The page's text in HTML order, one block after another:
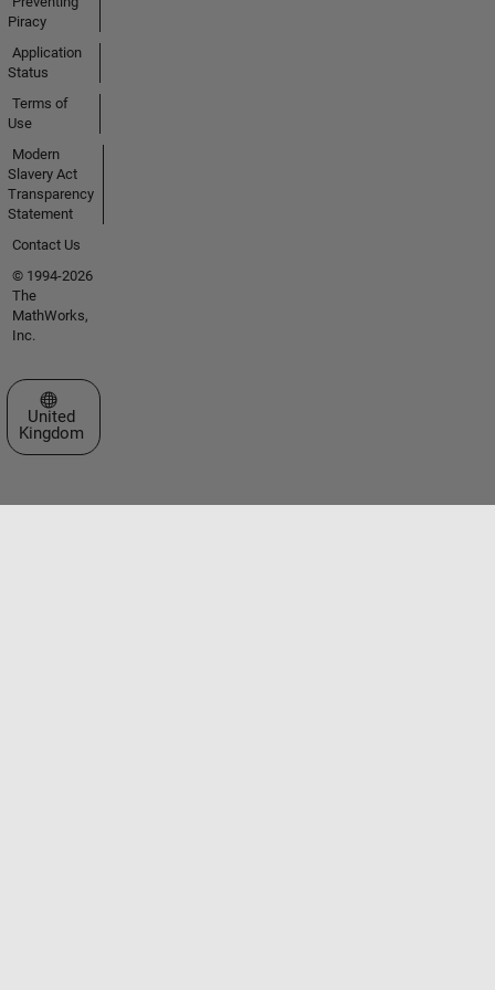
Piracy
Application
Status
Terms of
Use
Modern
Slavery Act
Transparency
Statement
Contact Us
© 1994-2026
The
MathWorks,
Inc.
Select a Web Site
United
Kingdom